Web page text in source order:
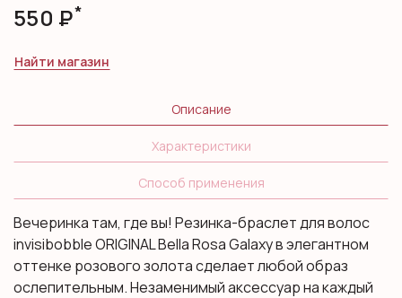
550 Р*
Найти магазин
Описание
Характеристики
Способ применения
Вечеринка там, где вы! Резинка-браслет для волоc
invisibobble ORIGINAL Bella Rosa Galaxy в элегантном
оттенке розового золота сделает любой образ
ослепительным. Незаменимый аксессуар на каждый